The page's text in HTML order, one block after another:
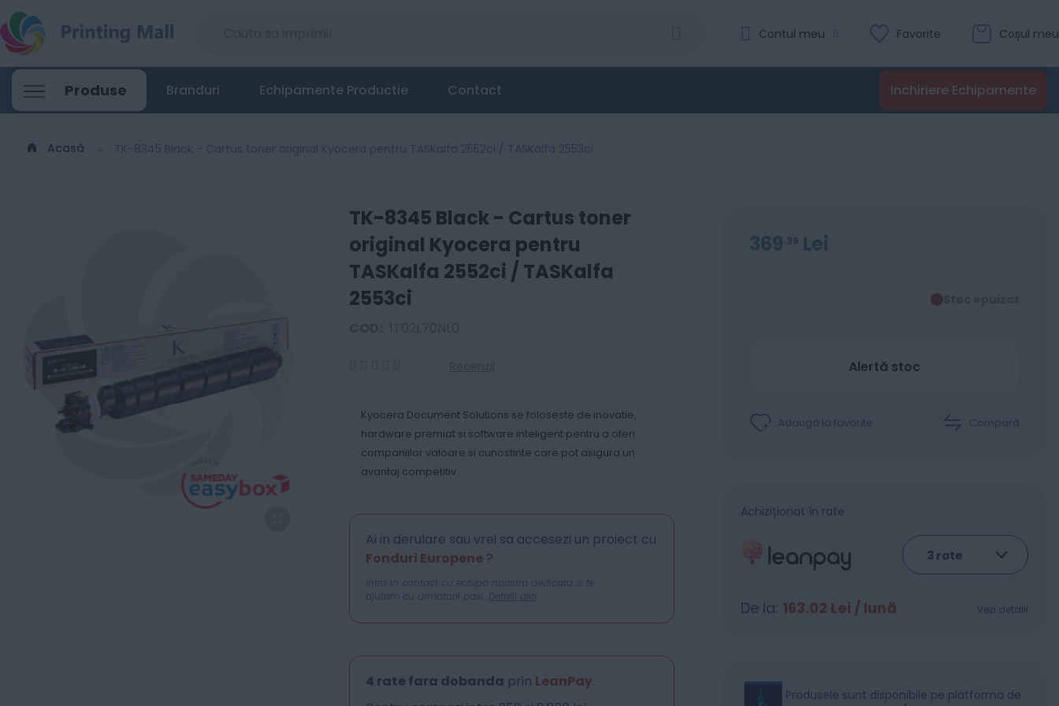
Coșul meu
Favorite
Contul meu
Produse Inchiriere Echipamente
Branduri Echipamente Productie Contact
Acasă TK-8345 Black - Cartus toner original Kyocera pentru TASKalfa 2552ci / TASKalfa 2553ci
TK-8345 Black - Cartus toner
original Kyocera pentru
TASKalfa 2552ci / TASKalfa
2553ci
Kyocera Document Solutions se foloseste de inovatie,
hardware premiat si software inteligent pentru a oferi
companiilor valoare si cunostinte care pot asigura un
avantaj competitiv.
Ai in derulare sau vrei sa accesezi un proiect cu
Fonduri Europene?
Intra in contact cu echipa noastra dedicata si te
ajutam cu urmatorii pasi. Detalii aici
4 rate fara dobanda prin LeanPay.
369 39 Lei
Stoc epuizat
Alertă stoc
Adaugă la favorite Compară
Achiziționat în rate
De la: 163.02 Lei / lună Vezi detalii
Produsele sunt disponibile pe platforma de